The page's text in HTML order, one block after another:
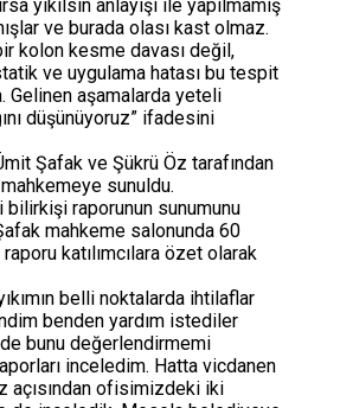
yıkılsın anlayışı ile yapılmamış
ve burada olası kast olmaz.
kolon kesme davası değil,
ve uygulama hatası bu tespit
Gelinen aşamalarda yeteli
düşünüyoruz” ifadesini
Şafak ve Şükrü Öz tarafından
sunuldu.
raporunun sunumunu
mahkeme salonunda 60
katılımcılara özet olarak
belli noktalarda ihtilaflar
benden yardım istediler
bunu değerlendirmemi
inceledim. Hatta vicdanen
açısından ofisimizdeki iki